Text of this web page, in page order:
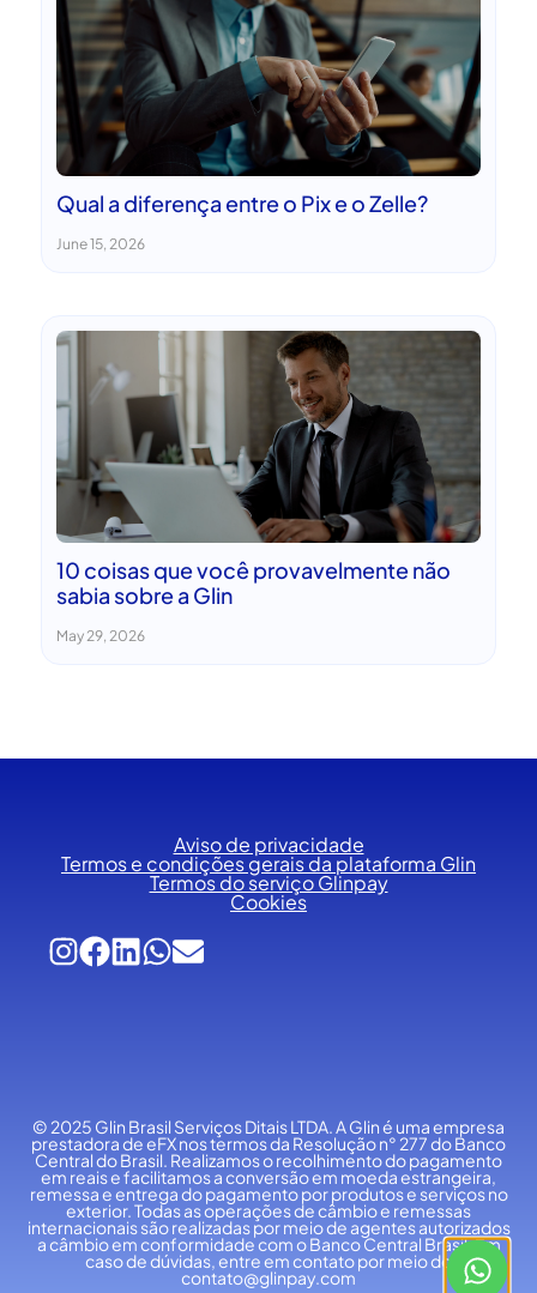
Qual a diferença entre o Pix e o Zelle?
June 15, 2026
10 coisas que você provavelmente não
sabia sobre a Glin
May 29, 2026
Aviso de privacidade
Termos e condições gerais da plataforma Glin
Termos do serviço Glinpay
Cookies
© 2025 Glin Brasil Serviços Ditais LTDA.A Glin é uma empresa
prestadora de eFX nos termos da Resolução n° 277 do Banco
Central do Brasil. Realizamos o recolhimento do pagamento
em reais e facilitamos a conversão em moeda estrangeira,
remessa e entrega do pagamento por produtos e serviços no
exterior. Todas as operações de câmbio e remessas
internacionais são realizadas por meio de agentes autorizados
a câmbio em conformidade com o Banco Central Brasil. Em
caso de dúvidas, entre em contato por meio do
contato@glinpay.com